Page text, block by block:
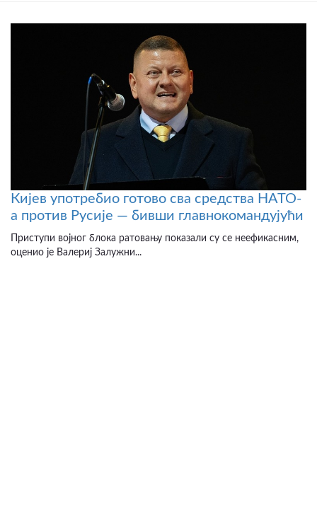
Кијев употребио готово сва средства НАТО-
а против Русије — бивши главнокомандујући
Приступи војног блока ратовању показали су се неефикасним,
оценио је Валериј Залужни...